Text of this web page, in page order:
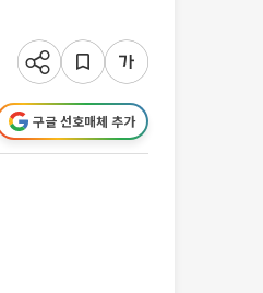
구글 선호매체 추가